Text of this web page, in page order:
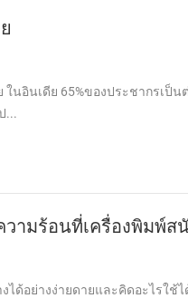
ในอินเดีย 65%ของประชากรเป็
...
ามร้อนที่เครื่องพิมพ์ส
ด้อย่างง่ายดายและคิดอะไรใช้